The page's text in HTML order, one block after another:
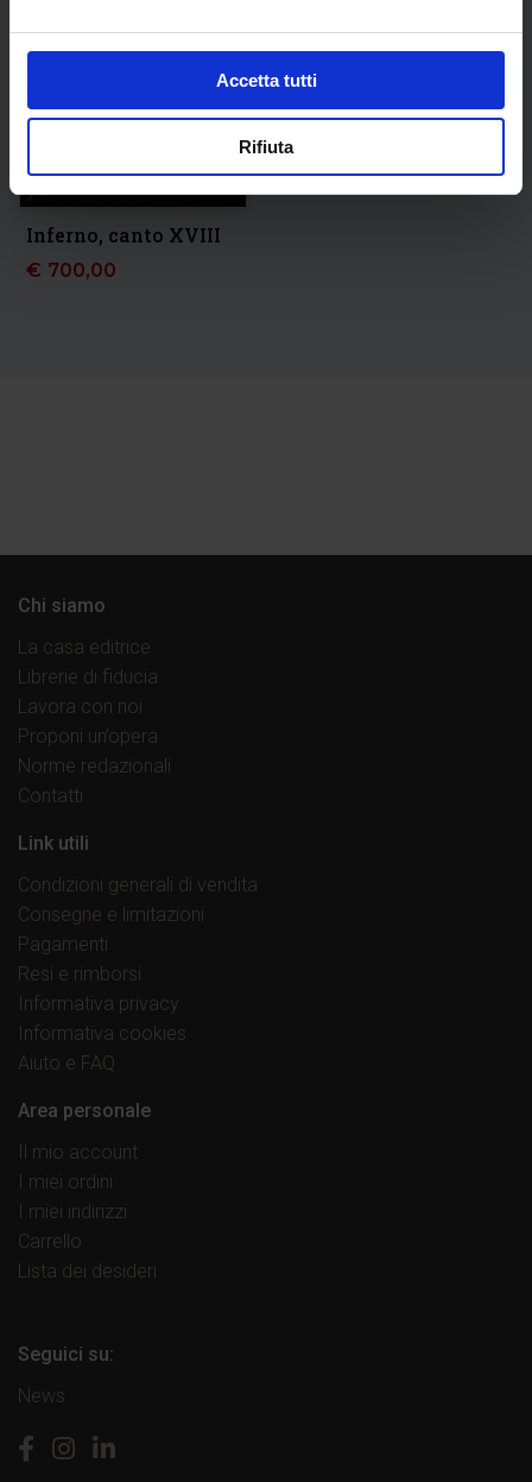
Accetta tutti
Rifiuta
Inferno, canto XVIII
€ 700,00
Chi siamo
La casa editrice
Librerie di fiducia
Lavora con noi
Proponi un’opera
Norme redazionali
Contatti
Link utili
Condizioni generali di vendita
Consegne e limitazioni
Pagamenti
Resi e rimborsi
Informativa privacy
Informativa cookies
Aiuto e FAQ
Area personale
Il mio account
I miei ordini
I miei indirizzi
Carrello
Lista dei desideri
Seguici su:
News